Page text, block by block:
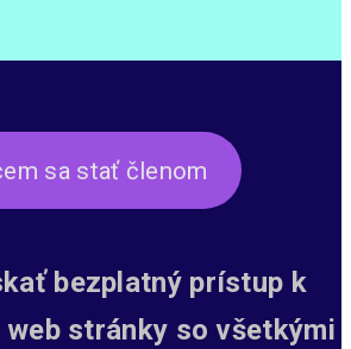
sa stať členom
bezplatný prístup k
stránky so všetkými